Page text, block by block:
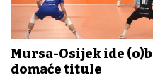
Mursa-Osijek ide
domaće titule